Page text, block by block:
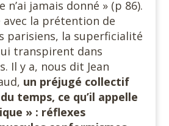
n’ai jamais donné » (p 86).
la prétention de
parisiens, la superficialité
transpirent dans
Il y a, nous dit Jean
un préjugé collectif
temps, ce qu’il appelle
» : réflexes